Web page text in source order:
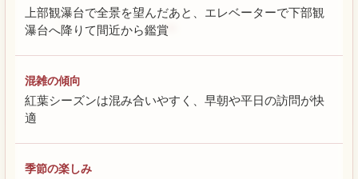
上部観瀑台で全景を望んだあと、エレベーターで下部観
瀑台へ降りて間近から鑑賞
混雑の傾向
紅葉シーズンは混み合いやすく、早朝や平日の訪問が快
適
季節の楽しみ